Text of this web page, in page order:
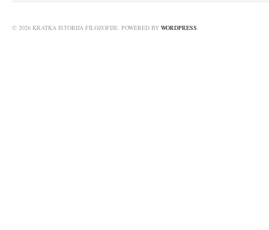
© 2026 KRATKA ISTORIJA FILOZOFIJE. POWERED BY WORDPRESS.